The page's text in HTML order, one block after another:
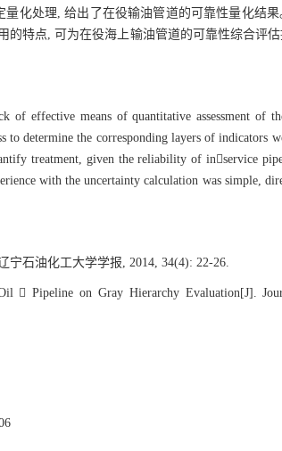
化处理, 给出了在役输油管道的可靠性量化结
特点, 可为在役海上输油管道的可靠性综合评
effective means of quantitative assessment of
determine the corresponding layers of indicators
treatment, given the reliability of inservice
with the uncertainty calculation was simple,
石油化工大学学报, 2014, 34(4): 22-26.
 Pipeline on Gray Hierarchy Evaluation[J].